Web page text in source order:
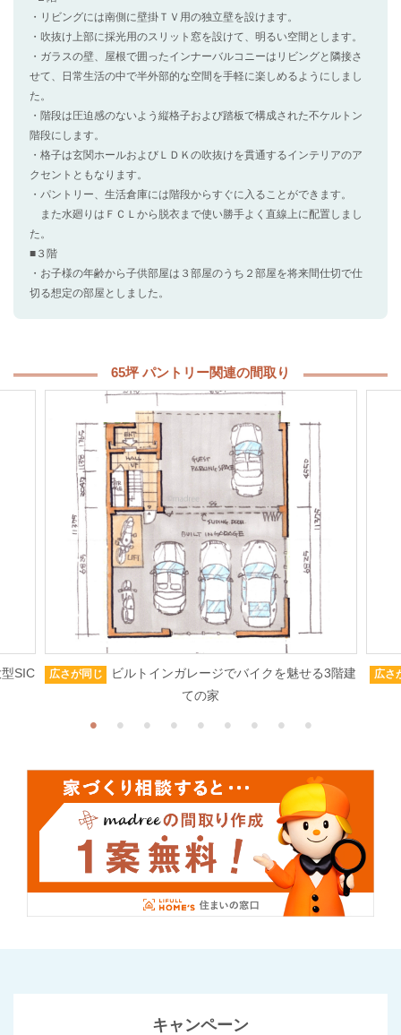
・リビングには南側に壁掛ＴＶ用の独立壁を設けます。
・吹抜け上部に採光用のスリット窓を設けて、明るい空間とします。
・ガラスの壁、屋根で囲ったインナーバルコニーはリビングと隣接さ
せて、日常生活の中で半外部的な空間を手軽に楽しめるようにしまし
た。
・階段は圧迫感のないよう縦格子および踏板で構成された不ケルトン
階段にします。
・格子は玄関ホールおよびＬＤＫの吹抜けを貫通するインテリアのア
クセントともなります。
・パントリー、生活倉庫には階段からすぐに入ることができます。
また水廻りはＦＣＬから脱衣まで使い勝手よく直線上に配置しまし
た。
■３階
・お子様の年齢から子供部屋は３部屋のうち２部屋を将来間仕切で仕
切る想定の部屋としました。
65坪 パントリー関連の間取り
SIC 広さが同じ
ビルトインガレージでバイクを魅せる3階建
ての家
広さ
キャンペーン